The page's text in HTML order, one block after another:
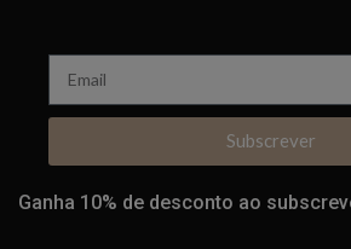
Subscrever
Ganha 10% de desconto ao